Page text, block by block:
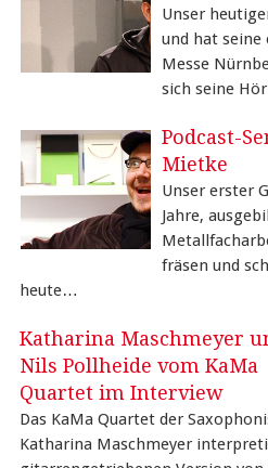
Unser
und hat
Messe
sich seine
Podcast-
Mietke
Unser erster
Jahre,
fräsen und
heute…
Katharina Maschmeyer
Nils Pollheide vom KaMa
Quartet im Interview
Das KaMa Quartet der
Katharina Maschmeyer